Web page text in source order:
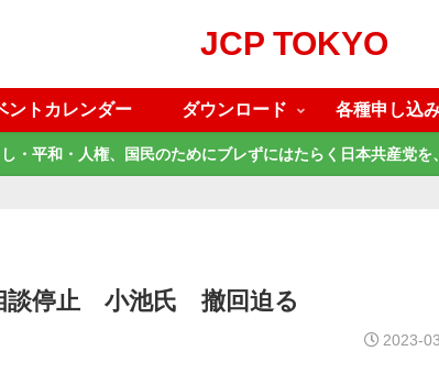
JCP TOKYO
ントカレンダー ダウンロード 各種申し込
し・平和・人権、国民のためにブレずにはたらく日本共産党
談停止 小池氏 撤回迫る
2023-